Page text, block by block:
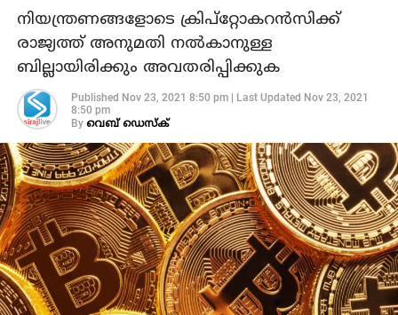
നിയന്ത്രണങ്ങളോടെ ക്രിപ്‌റ്റോകറന്‍സിക്ക്
രാജ്യത്ത് അനുമതി നല്‍കാനുള്ള
ബില്ലായിരിക്കും അവതരിപ്പിക്കുക
Published Nov 23, 2021 8:50 pm| Last Updated Nov 23, 2021
8:50 pm
By വെബ് ഡെസ്‌ക്